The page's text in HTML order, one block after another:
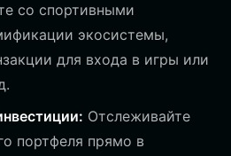
со спортивными
экосистемы,
для входа в игры или
Отслеживайте
портфеля прямо в